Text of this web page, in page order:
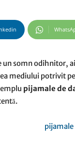
un somn odihnitor,
mediului potrivit
pijamale de